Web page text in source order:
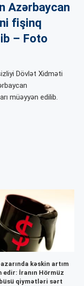
Azərbaycan
fişinq
– Foto
Dövlət Xidməti
müəyyən edilib.
kəskin artım
edir: İranın Hörmüz
qiymətləri sərt